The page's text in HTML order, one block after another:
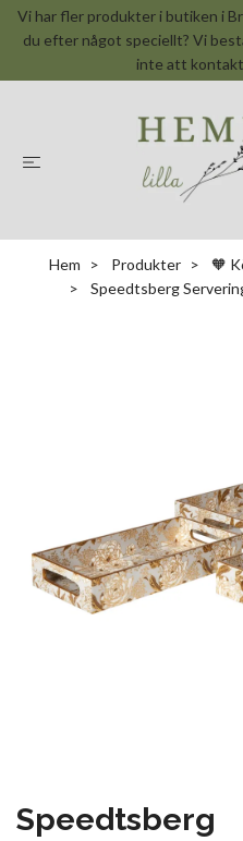
Vi har fler produkter i butiken i
du efter något speciellt? Vi
inte att
Hem Produkter 🧡
Speedtsberg
Speedtsberg